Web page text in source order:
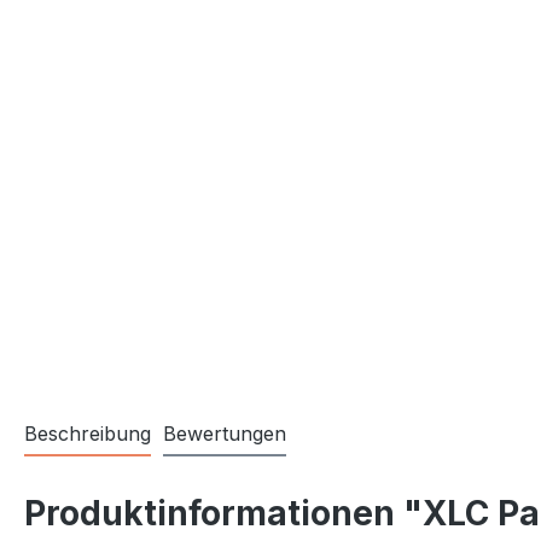
Beschreibung Bewertungen
Produktinformationen "XLC